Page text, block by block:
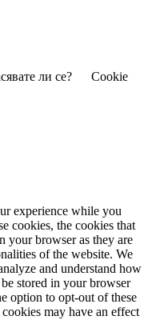
ли се?
Cookie
experience while you
cookies, the cookies that
your browser as they are
of the website. We
and understand how
stored in your browser
option to opt-out of these
may have an effect